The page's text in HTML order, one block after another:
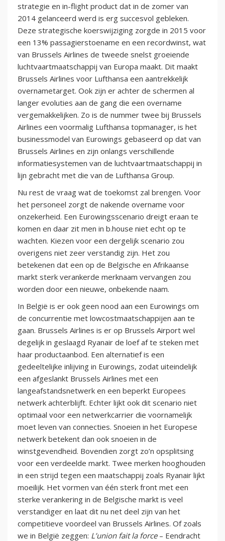
strategie en in-flight product dat in de zomer van
2014 gelanceerd werd is erg succesvol gebleken.
Deze strategische koerswijziging zorgde in 2015 voor
een 13% passagierstoename en een recordwinst, wat
van Brussels Airlines de tweede snelst groeiende
luchtvaartmaatschappij van Europa maakt. Dit maakt
Brussels Airlines voor Lufthansa een aantrekkelijk
overnametarget. Ook zijn er achter de schermen al
langer evoluties aan de gang die een overname
vergemakkelijken. Zo is de nummer twee bij Brussels
Airlines een voormalig Lufthansa topmanager, is het
businessmodel van Eurowings gebaseerd op dat van
Brussels Airlines en zijn onlangs verschillende
informatiesystemen van de luchtvaartmaatschappij in
lijn gebracht met die van de Lufthansa Group.
Nu rest de vraag wat de toekomst zal brengen. Voor
het personeel zorgt de nakende overname voor
onzekerheid. Een Eurowingsscenario dreigt eraan te
komen en daar zit men in b.house niet echt op te
wachten. Kiezen voor een dergelijk scenario zou
overigens niet zeer verstandig zijn. Het zou
betekenen dat een op de Belgische en Afrikaanse
markt sterk verankerde merknaam vervangen zou
worden door een nieuwe, onbekende naam.
In België is er ook geen nood aan een Eurowings om
de concurrentie met lowcostmaatschappijen aan te
gaan. Brussels Airlines is er op Brussels Airport wel
degelijk in geslaagd Ryanair de loef af te steken met
haar productaanbod. Een alternatief is een
gedeeltelijke inlijving in Eurowings, zodat uiteindelijk
een afgeslankt Brussels Airlines met een
langeafstandsnetwerk en een beperkt Europees
netwerk achterblijft. Echter lijkt ook dit scenario niet
optimaal voor een netwerkcarrier die voornamelijk
moet leven van connecties. Snoeien in het Europese
netwerk betekent dan ook snoeien in de
winstgevendheid. Bovendien zorgt zo’n opsplitsing
voor een verdeelde markt. Twee merken hooghouden
in een strijd tegen een maatschappij zoals Ryanair lijkt
moeilijk. Het vormen van één sterk front met een
sterke verankering in de Belgische markt is veel
verstandiger en laat dit nu net deel zijn van het
competitieve voordeel van Brussels Airlines. Of zoals
we in België zeggen: L’union fait la force– Eendracht